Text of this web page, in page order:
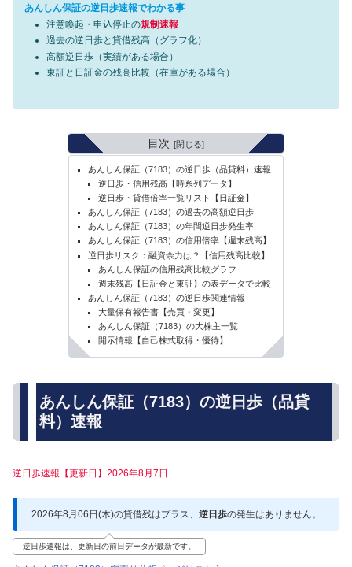
あんしん保証の逆日歩速報でわかる事
注意喚起・申込停止の規制速報
過去の逆日歩と貸借残高（グラフ化）
高額逆日歩（実績がある場合）
東証と日証金の残高比較（在庫がある場合）
目次
あんしん保証（7183）の逆日歩（品貸料）速報
逆日歩・信用残高【時系列データ】
逆日歩・貸借倍率一覧リスト【日証金】
あんしん保証（7183）の過去の高額逆日歩
あんしん保証（7183）の年間逆日歩発生率
あんしん保証（7183）の信用倍率【週末残高】
逆日歩リスク：融資余力は？【信用残高比較】
あんしん保証の信用残高比較グラフ
週末残高【日証金と東証】の表データで比較
あんしん保証（7183）の逆日歩関連情報
大量保有報告書【売買・変更】
あんしん保証（7183）の大株主一覧
開示情報【自己株式取得・優待】
あんしん保証（7183）の逆日歩（品貸
料）速報
逆日歩速報【更新日】2026年8月7日
2026年8月06日(木)の貸借残はプラス、 逆日歩の発生はありません。
逆日歩速報は、更新日の前日データが最新です。